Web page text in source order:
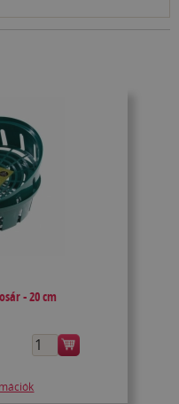
- 20 cm